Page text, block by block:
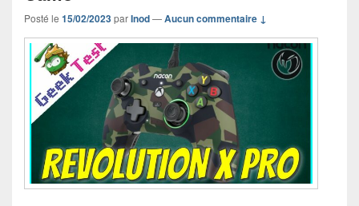
Posté le 15/02/2023parInod—Aucun commentaire ↓